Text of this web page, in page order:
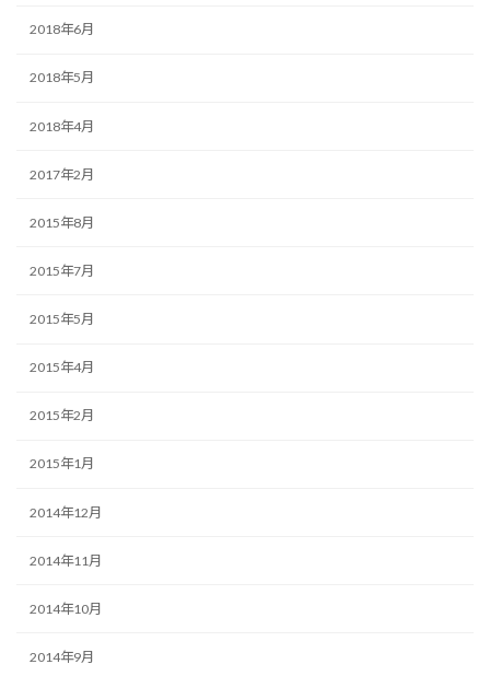
2018年6月
2018年5月
2018年4月
2017年2月
2015年8月
2015年7月
2015年5月
2015年4月
2015年2月
2015年1月
2014年12月
2014年11月
2014年10月
2014年9月